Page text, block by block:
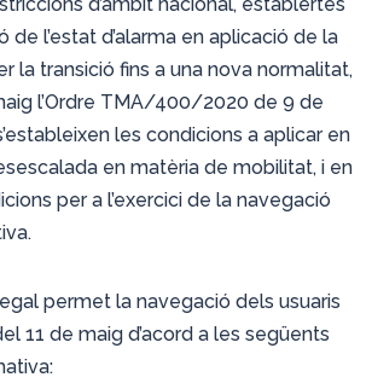
de l’estat d’alarma en aplicació de la
la transició fins a una nova normalitat,
l’Ordre TMA/400/2020 de 9 de
les condicions a aplicar en
en matèria de mobilitat, i en
per a l’exercici de la navegació
permet la navegació dels usuaris
11 de maig d’acord a les següents